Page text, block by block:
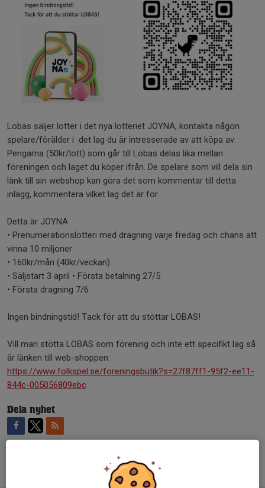
Lobas säljer lotter i det nya lotteriet JOYNA, kontakta någon
spelare/förälder i det lag du är intresserade av att köpa av.
Pengarna (50kr/lott) som går till Lobas delas lika mellan
föreningen och laget du köper ifrån. De spelare som vill dela sin
länk till sin webshop kan göra det som kommentar till detta
inlägg, kommentera vilket lag det är för.
Detta är JOYNA
• Prenumerationslotteri med dragning varje fredag och chans att
vinna 10 miljoner
• 160kr/mån (40kr/veckan)
• Säljstart 3 april • Första betalning 27/5
• Första dragning 7/6
Ingen bindningstid! Tack för att du stöttar LOBAS!
Vill man stötta LOBAS som förening och inte ett specifikt lag så
är länken till web-shoppen:
https://www.folkspel.se/foreningsbutik?s=27f87ff1-95f2-ee11-
844c-005056809ebc
Dela nyhet